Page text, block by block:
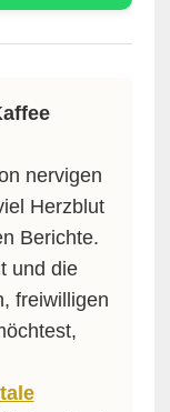
nervigen
Herzblut
Berichte.
und die
freiwilligen